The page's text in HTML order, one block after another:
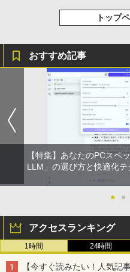
アイ・
【当日
タ 5年
DSパネ
インチ
￥
ス】pc
ン モニ
調整
smart
プ)
転生し
に魔術
石沢庸
￥825
【3千円
隊 全16
￥22,660
Anker
ラック
￥14,990
【2026年
レスイヤ
軽量 ブル
るーとゅ
セリング
付き 防水
学/WEB
￥1,964
レスイヤ
リング
￥3,480
On My
On My
￥250
BUGS
￥250
by
by
強炭酸水
art Basic)
￥1,625
ベルレス
ONE
クス
￥594
コミック
￥572
スーパー
￥810
トップ
おすすめ記事
【特集】あなたのPCスペ
LLM」の選び方と快適化テ
● ●
アクセスランキング
1時間 24時間
【今すぐ読みたい！人気記